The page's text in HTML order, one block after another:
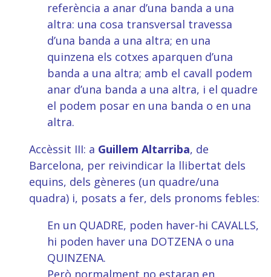
referència a anar d’una banda a una
altra: una cosa transversal travessa
d’una banda a una altra; en una
quinzena els cotxes aparquen d’una
banda a una altra; amb el cavall podem
anar d’una banda a una altra, i el quadre
el podem posar en una banda o en una
altra.
Accèssit III: a Guillem Altarriba, de
Barcelona, per reivindicar la llibertat dels
equins, dels gèneres (un quadre/una
quadra) i, posats a fer, dels pronoms febles:
En un QUADRE, poden haver-hi CAVALLS,
hi poden haver una DOTZENA o una
QUINZENA.
Però normalment no estaran en